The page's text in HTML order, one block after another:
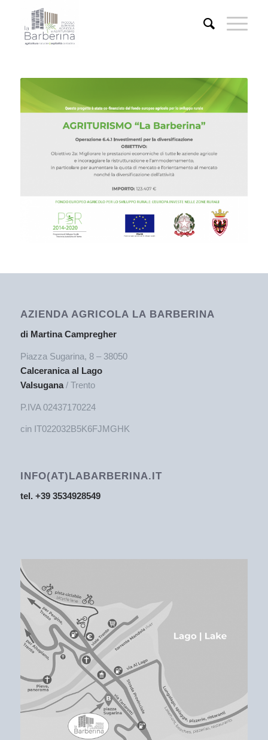
AZIENDA AGRICOLA LA BARBERINA
di Martina Campregher
Piazza Sugarina, 8 – 38050
Calceranica al Lago
Valsugana/ Trento
P.IVA 02437170224
cin IT022032B5K6FJMGHK
INFO(AT)LABARBERINA.IT
tel. +39 3534928549